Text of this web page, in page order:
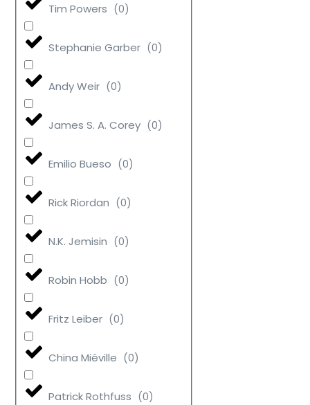
Tim Powers (0)
Stephanie Garber (0)
Andy Weir (0)
James S. A. Corey (0)
Emilio Bueso (0)
Rick Riordan (0)
N.K. Jemisin (0)
Robin Hobb (0)
Fritz Leiber (0)
China Miéville (0)
Patrick Rothfuss (0)